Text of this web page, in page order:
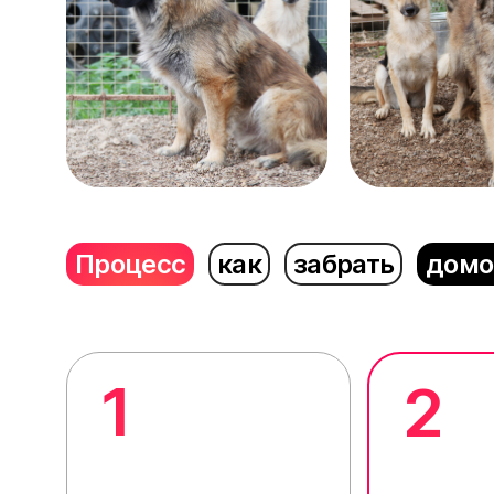
Процесс как забрать
1 2